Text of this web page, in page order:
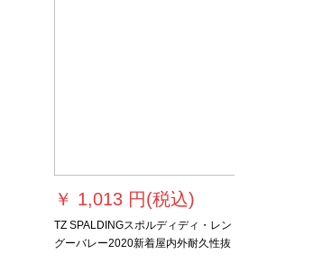
￥ 1,013 円(税込)
TZ SPALDINGスポルディディ・レン
グーバレー2020新着屋内外耐久性抜